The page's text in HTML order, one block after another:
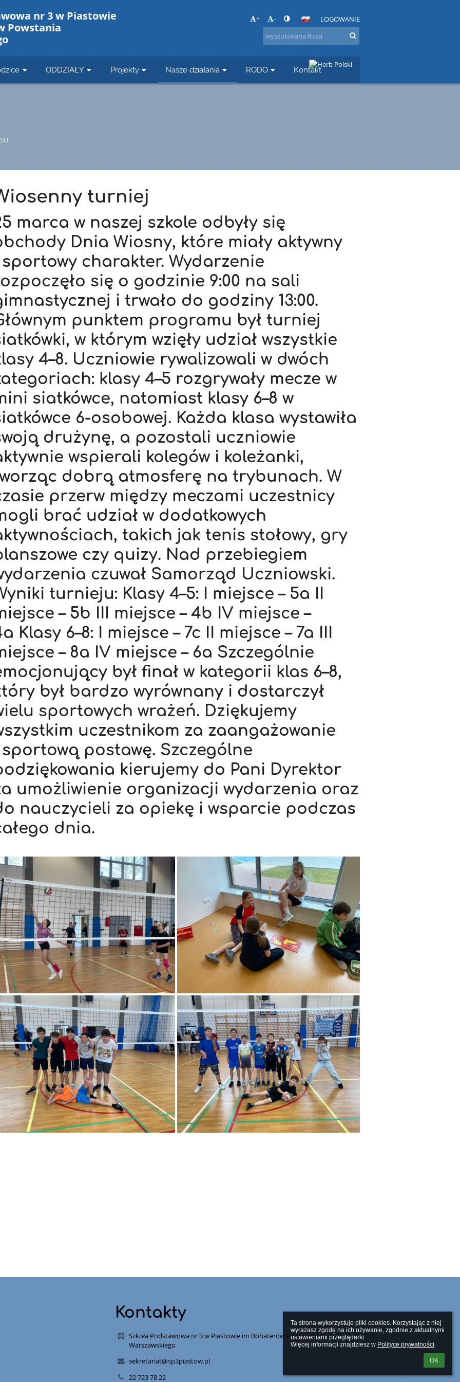
Ta strona wykorzystuje pliki cookies. Korzystając z niej
wyrażasz zgodę na ich używanie, zgodnie z aktualnymi
ustawieniami przeglądarki.
Więcej informacji znajdziesz w Polityce prywatności.
OK
nr 3 w Piastowie
Powstania
+ - LOGOWANIE
ODDZIAŁY Projekty Nasze działania RODO Kontakt
SU
turniej
marca w naszej szkole odbyły się
Dnia Wiosny, które miały aktywny
charakter. Wydarzenie
się o godzinie 9:00 na sali
i trwało do godziny 13:00.
punktem programu był turniej
w którym wzięły udział wszystkie
4–8. Uczniowie rywalizowali w dwóch
klasy 4–5 rozgrywały mecze w
siatkówce, natomiast klasy 6–8 w
6-osobowej. Każda klasa wystawiła
drużynę, a pozostali uczniowie
wspierali kolegów i koleżanki,
dobrą atmosferę na trybunach. W
przerw między meczami uczestnicy
brać udział w dodatkowych
takich jak tenis stołowy, gry
czy quizy. Nad przebiegiem
czuwał Samorząd Uczniowski.
turnieju: Klasy 4–5: I miejsce – 5a II
– 5b III miejsce – 4b IV miejsce –
Klasy 6–8: I miejsce – 7c II miejsce – 7a III
– 8a IV miejsce – 6a Szczególnie
był finał w kategorii klas 6–8,
był bardzo wyrównany i dostarczył
sportowych wrażeń. Dziękujemy
uczestnikom za zaangażowanie
postawę. Szczególne
kierujemy do Pani Dyrektor
umożliwienie organizacji wydarzenia oraz
nauczycieli za opiekę i wsparcie podczas
dnia.
Kontakty
Szkoła Podstawowa nr 3 w Piastowie im Bohaterów Powstania
Warszawskiego
sekretariat@sp3piastow.pl
22 723 78 22